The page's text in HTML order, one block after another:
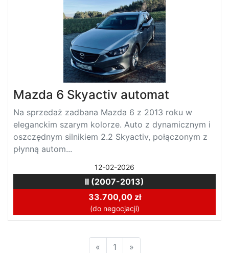
Mazda 6 Skyactiv automat
Na sprzedaż zadbana Mazda 6 z 2013 roku w
eleganckim szarym kolorze. Auto z dynamicznym i
oszczędnym silnikiem 2.2 Skyactiv, połączonym z
płynną autom...
12-02-2026
II (2007-2013)
33.700,00 zł
(do negocjacji)
« 1 »